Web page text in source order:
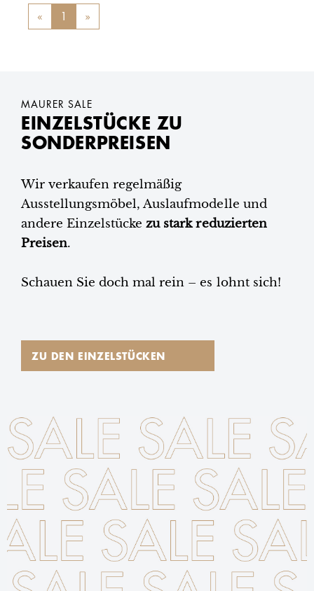
« Previous
1 »
MAURER SALE
EINZELSTÜCKE ZU
SONDERPREISEN
Wir verkaufen regelmäßig
Ausstellungsmöbel, Auslaufmodelle und
andere Einzelstücke zu stark reduzierten
Preisen.
Schauen Sie doch mal rein – es lohnt sich!
ZU DEN EINZELSTÜCKEN